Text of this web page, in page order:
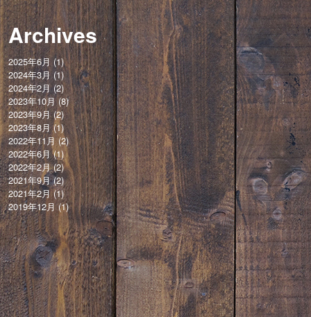
Archives
2025年6月 (1)
2024年3月(1)
2024年2月(2)
2023年10月(8)
2023年9月(2)
2023年8月(1)
2022年11月(2)
2022年6月(1)
2022年2月(2)
2021年9月(2)
2021年2月(1)
2019年12月(1)